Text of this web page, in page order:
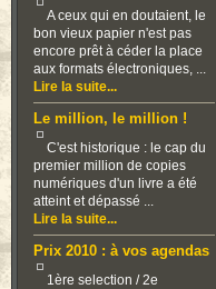
A ceux qui en doutaient, le
bon vieux papier n'est pas
encore prêt à céder la place
aux formats électroniques, ...
Lire la suite...
Le million, le million !
C'est historique : le cap du
premier million de copies
numériques d'un livre a été
atteint et dépassé ...
Lire la suite...
Prix 2010 : à vos agendas
1ère selection / 2e